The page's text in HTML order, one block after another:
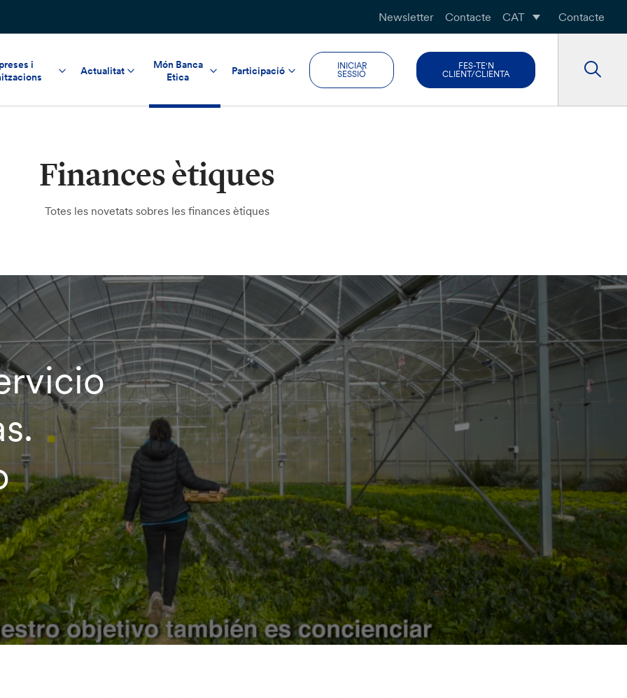
Newsletter Contacte CAT Contacte
i
Actualitat
Món Banca
Etica
Participació
INICIAR
SESSIÓ
FES-TE'N
CLIENT/CLIENTA
Finances ètiques
Totes les novetats sobres les finances ètiques